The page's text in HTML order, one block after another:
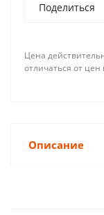
Поделиться
Цена
отличаться от
Описание